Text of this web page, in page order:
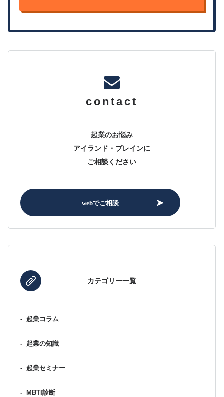
contact
起業のお悩み
アイランド・ブレインに
ご相談ください
webでご相談
カテゴリー一覧
- 起業コラム
- 起業の知識
- 起業セミナー
- MBTI診断